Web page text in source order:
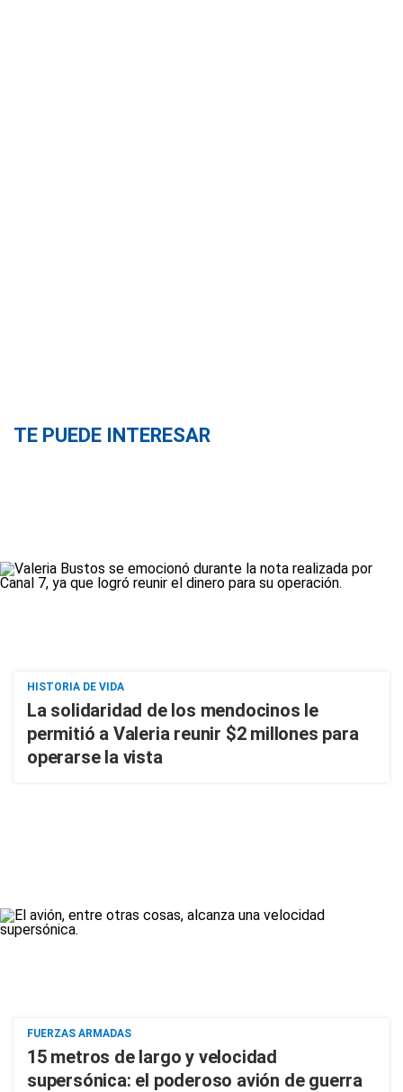
TE PUEDE INTERESAR
HISTORIA DE VIDA
La solidaridad de los mendocinos le
permitió a Valeria reunir $2 millones para
operarse la vista
FUERZAS ARMADAS
15 metros de largo y velocidad
supersónica: el poderoso avión de guerra